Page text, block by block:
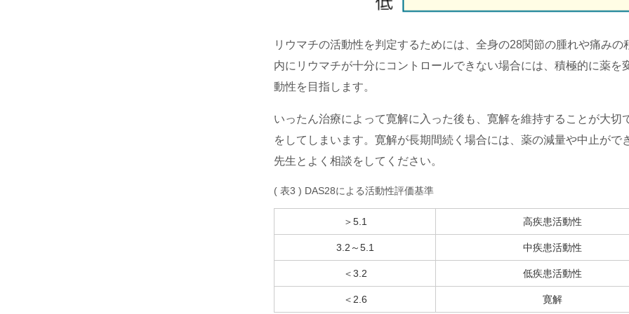
リウマチの活動性を判定するためには、全身の28関節の腫れや痛み
内にリウマチが十分にコントロールできない場合には、積極的に薬
動性を目指します。
いったん治療によって寛解に入った後も、寛解を維持することが大
をしてしまいます。寛解が長期間続く場合には、薬の減量や中止が
先生とよく相談をしてください。
( 表3 ) DAS28による活動性評価基準
＞5.1 高疾患活動性
3.2～5.1 中疾患活動性
＜3.2 低疾患活動性
＜2.6 寛解